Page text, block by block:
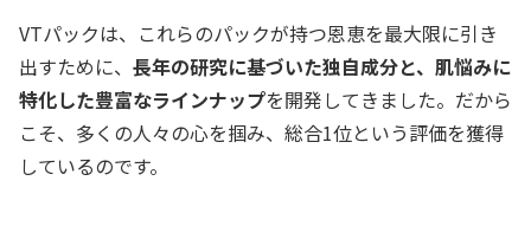
VTパックは、これらのパックが持つ恩恵を最大限に引き
出すために、 長年の研究に基づいた独自成分と、肌悩みに
特化した豊富なラインナップを開発してきました。だから
こそ、多くの人々の心を掴み、総合1位という評価を獲得
しているのです。